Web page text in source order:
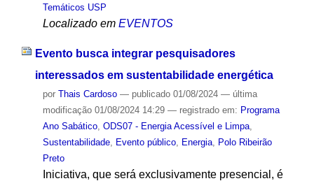
Temáticos USP
Localizado em EVENTOS
Evento busca integrar pesquisadores
interessados em sustentabilidade energética
por Thais Cardoso — publicado01/08/2024 — última
modificação01/08/2024 14:29 — registrado em: Programa
Ano Sabático, ODS07 - Energia Acessível e Limpa,
Sustentabilidade, Evento público, Energia,
Polo Ribeirão
Preto
Iniciativa, que será exclusivamente presencial, é